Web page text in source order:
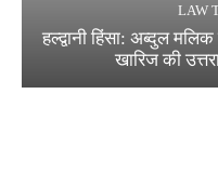
LAW
हल्द्वानी हिंसा: अब्दुल
खारिज की